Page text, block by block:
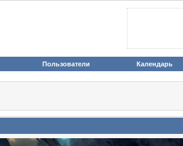
Пользователи Календарь